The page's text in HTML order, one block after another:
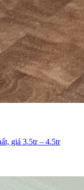
giá 3.5tr – 4.5tr